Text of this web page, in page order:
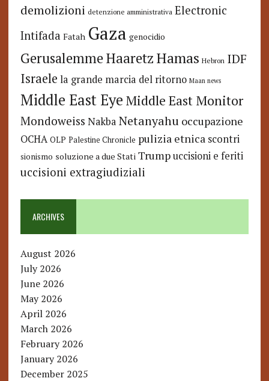
demolizioni detenzione amministrativa Electronic
Intifada Fatah Gaza genocidio
GerusalemmeHaaretzHamas Hebron IDF
Israele la grande marcia del ritorno Maan news
Middle East Eye Middle East Monitor
Mondoweiss Nakba Netanyahu occupazione
OCHA OLP Palestine Chronicle pulizia etnica scontri
sionismo soluzione a due Stati Trump uccisioni e feriti
uccisioni extragiudiziali
ARCHIVES
August 2026
July 2026
June 2026
May 2026
April 2026
March 2026
February 2026
January 2026
December 2025